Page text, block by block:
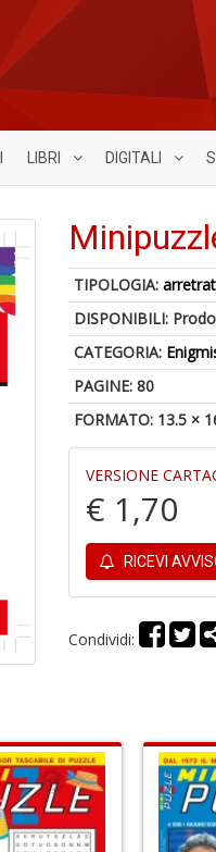
LIBRI DIGITALI
TIPOLOGIA:
DISPONIBILI:
CATEGORIA:
PAGINE: 80
FORMATO: 13.5 ×
VERSIONE
€ 1,70
RICEVI
Condividi: